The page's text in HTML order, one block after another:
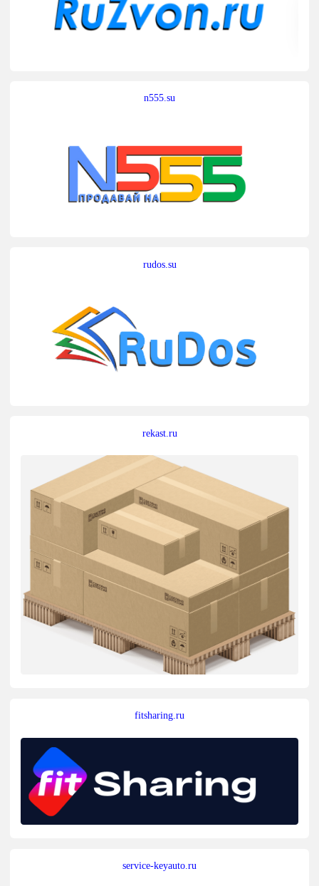
n555.su
rudos.su
rekast.ru
fitsharing.ru
service-keyauto.ru